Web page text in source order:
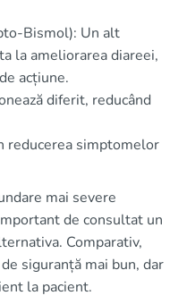
Bismol): Un alt
la ameliorarea diareei,
acțiune.
diferit, reducând
reducerea simptomelor
mai severe
de consultat un
Comparativ,
siguranță mai bun, dar
la pacient.